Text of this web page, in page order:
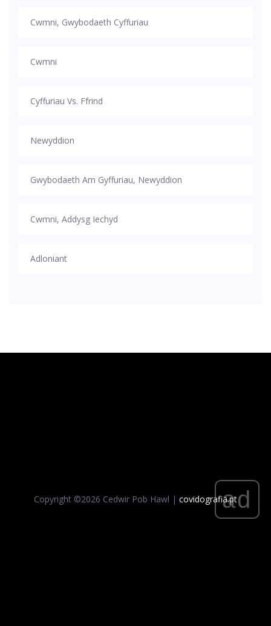
Cwmni, Gwybodaeth Cyffuriau
Cwmni
Cyffuriau Vs. Ffrind
Newyddion
Gwybodaeth Am Gyffuriau, Newyddion
Cwmni, Addysg Iechyd
Adloniant
Copyright ©2026 Cedwir Pob Hawl | covidografia.ptad